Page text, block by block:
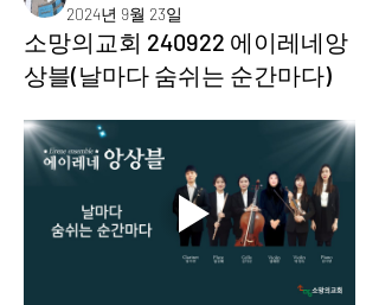
2024년 9월 23일
소망의교회 240922 에이레네앙
상블(날마다 숨쉬는 순간마다)